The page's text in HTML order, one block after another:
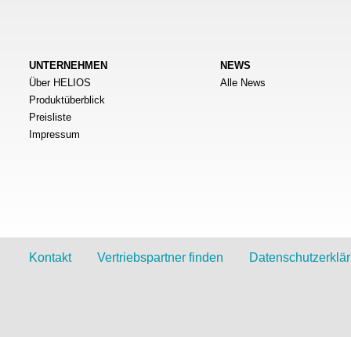
UNTERNEHMEN
Über HELIOS
Produktüberblick
Preisliste
Impressum
NEWS
Alle News
Kontakt Vertriebspartner finden